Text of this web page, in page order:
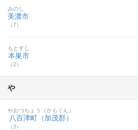
美濃市
（7）
みのし
本巣市
（2）
もとすし
や
八百津町（加茂郡）
（3）
やおつちょう（かもぐん）